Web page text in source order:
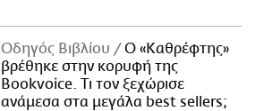
Οδηγός Βιβλίου
Ο «Καθρέφτης»
βρέθηκε στην κορυφή της
Bookvoice. Τι τον ξεχώρισε
ανάμεσα στα μεγάλα best sellers;